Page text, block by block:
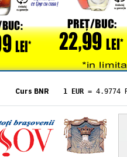
Curs BNR 1 EUR = 4.9774
= 5.8304
1 XAU= 464.4611
1 AED= 1.1933
1 AUD= 2.7957
1 BGN= 2.5449